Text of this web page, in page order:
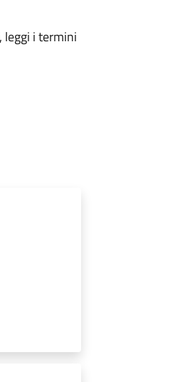
i termini